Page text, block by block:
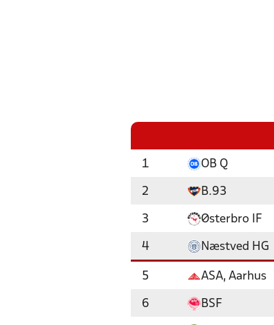
1 OB Q
2 B.93
3 Østerbro IF
4 Næstved HG
5 ASA, Aarhus
6 BSF